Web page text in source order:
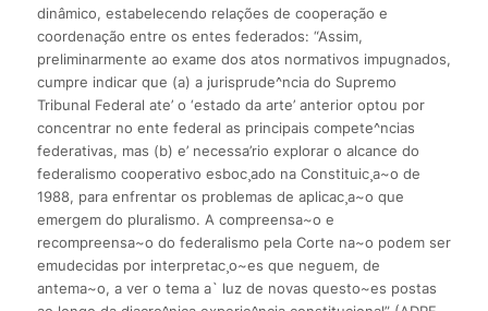
dinâmico, estabelecendo relações de cooperação e
coordenação entre os entes federados: “Assim,
preliminarmente ao exame dos atos normativos impugnados,
cumpre indicar que (a) a jurisprude^ncia do Supremo
Tribunal Federal ate’ o ‘estado da arte’ anterior optou por
concentrar no ente federal as principais compete^ncias
federativas, mas (b) e’ necessa’rio explorar o alcance do
federalismo cooperativo esboc¸ado na Constituic¸a~o de
1988, para enfrentar os problemas de aplicac¸a~o que
emergem do pluralismo. A compreensa~o e
recompreensa~o do federalismo pela Corte na~o podem ser
emudecidas por interpretac¸o~es que neguem, de
antema~o, a ver o tema a` luz de novas questo~es postas